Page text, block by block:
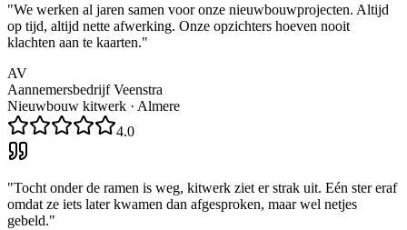
"We werken al jaren samen voor onze nieuwbouwprojecten. Altijd
op tijd, altijd nette afwerking. Onze opzichters hoeven nooit
klachten aan te kaarten."
AV
Aannemersbedrijf Veenstra
Nieuwbouw kitwerk · Almere
4.0
"Tocht onder de ramen is weg, kitwerk ziet er strak uit. Eén ster eraf
omdat ze iets later kwamen dan afgesproken, maar wel netjes
gebeld."